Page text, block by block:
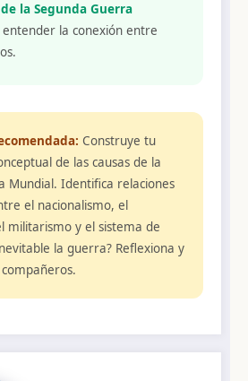
la Segunda Guerra
la conexión entre
Construye tu
de las causas de la
Mundial. Identifica relaciones
el nacionalismo, el
militarismo y el sistema de
la guerra? Reflexiona y